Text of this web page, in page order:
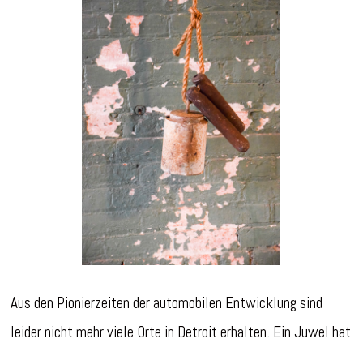
Aus den Pionierzeiten der automobilen Entwicklung sind
leider nicht mehr viele Orte in Detroit erhalten. Ein Juwel hat